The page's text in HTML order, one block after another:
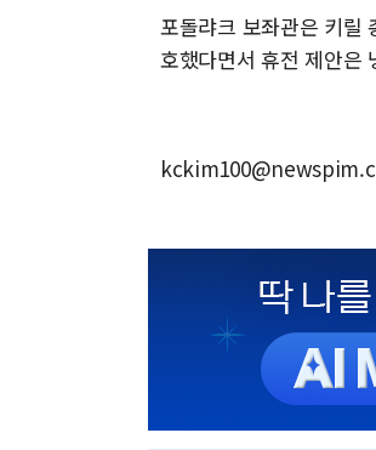
포돌랴크 보좌관은 키릴
호했다면서 휴전 제안은